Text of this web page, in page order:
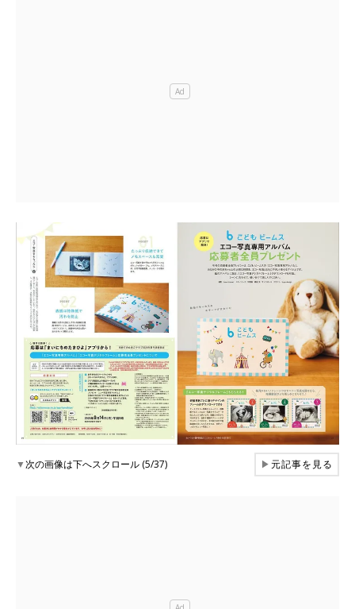
▼次の画像は下へスクロール (5/37) ▶元記事を見る